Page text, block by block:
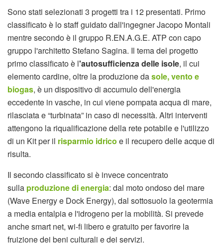
Sono stati selezionati 3 progetti tra i 12 presentati. Primo
classificato è lo staff guidato dall'ingegner Jacopo Montali
mentre secondo è il gruppo R.EN.A.G.E. ATP con capo
gruppo l'architetto Stefano Sagina. Il tema del progetto
primo classificato è l'autosufficienza delle isole, il cui
elemento cardine, oltre la produzione dasole, vento e
biogas, è un dispositivo di accumulo dell'energia
eccedente in vasche, in cui viene pompata acqua di mare,
rilasciata e “turbinata” in caso di necessità. Altri interventi
attengono la riqualificazione della rete potabile e l'utilizzo
di un Kit per il risparmio idrico e il recupero delle acque di
risulta.
Il secondo classificato si è invece concentrato
sulla produzione di energia: dal moto ondoso del mare
(Wave Energy e Dock Energy), dal sottosuolo la geotermia
a media entalpia e l'idrogeno per la mobilità. Si prevede
anche smart net, wi-fi libero e gratuito per favorire la
fruizione dei beni culturali e dei servizi.